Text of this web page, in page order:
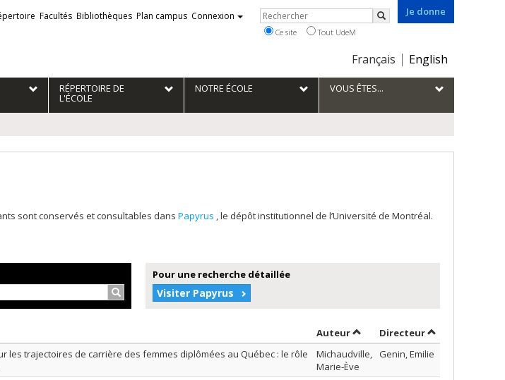
Je donne
Choix
la
langue
Français English
Facultés Bibliothèques Plan campus Connexion Rechercher
Rechercher
Ce site Tout UdeM
RÉPERTOIRE DE
L'ÉCOLE
NOTRE ÉCOLE VOUS ÊTES...
sont conservés et consultables dans Papyrus , le dépôt institutionnel de l’Université de Montréal.
Rechercher…
Pour une recherche détaillée
Visiter Papyrus
croissant AuteurTrier par auteur en ordre
Directeurpar
les trajectoires de carrière des femmes diplômées au Québec : le rôle
Michaudville,
Marie-Ève
Genin, Emilie